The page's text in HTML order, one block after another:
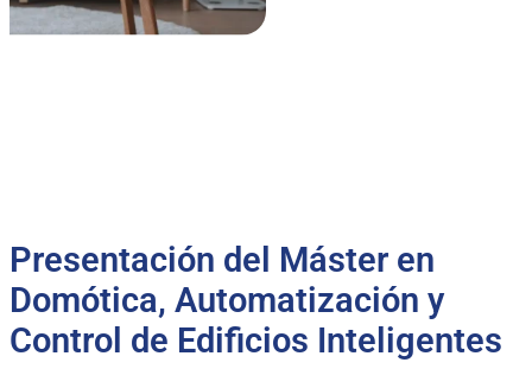
Presentación del Máster en
Domótica, Automatización y
Control de Edificios Inteligentes